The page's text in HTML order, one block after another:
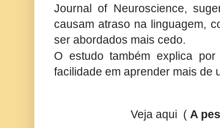
Journal of Neuroscience,
causam atraso na linguagem,
ser abordados mais cedo.
O estudo também explica
facilidade em aprender mais de
Veja aqui ( A